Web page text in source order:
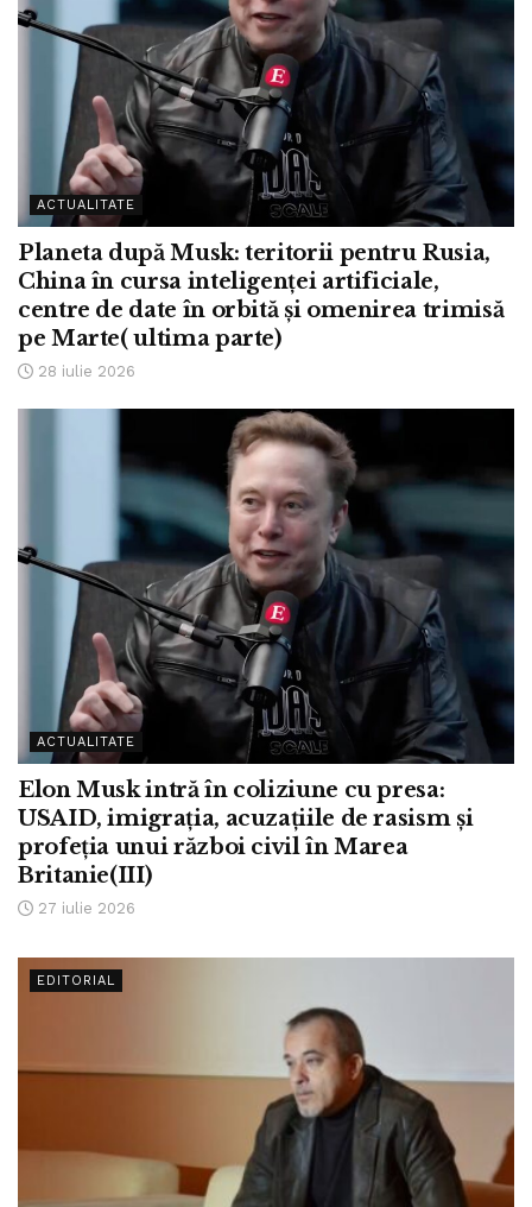
ACTUALITATE
Planeta după Musk: teritorii pentru Rusia,
China în cursa inteligenței artificiale,
centre de date în orbită și omenirea trimisă
pe Marte( ultima parte)
28 iulie 2026
ACTUALITATE
Elon Musk intră în coliziune cu presa:
USAID, imigrația, acuzațiile de rasism și
profeția unui război civil în Marea
Britanie(III)
27 iulie 2026
EDITORIAL